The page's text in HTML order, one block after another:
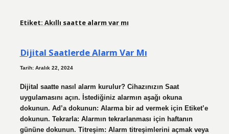
Etiket: Akıllı saatte alarm var mı
Dijital Saatlerde Alarm Var Mı
Tarih: Aralık 22, 2024
Dijital saatte nasıl alarm kurulur? Cihazınızın Saat
uygulamasını açın. İstediğiniz alarmın aşağı okuna
dokunun. Ad’a dokunun: Alarma bir ad vermek için Etiket’e
dokunun. Tekrarla: Alarmın tekrarlanması için haftanın
gününe dokunun. Titreşim: Alarm titreşimlerini açmak veya